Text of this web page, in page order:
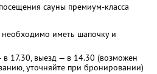
сауны премиум-класса
иметь шапочку и
в 17.30, выезд — в 14.30 (возможен
уточняйте при бронировании)